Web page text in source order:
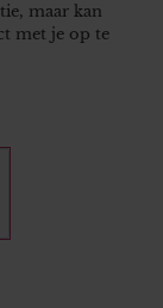
maar kan
met je op te